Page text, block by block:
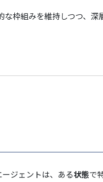
枠組みを維持しつつ、深
ジェントは、ある状態で